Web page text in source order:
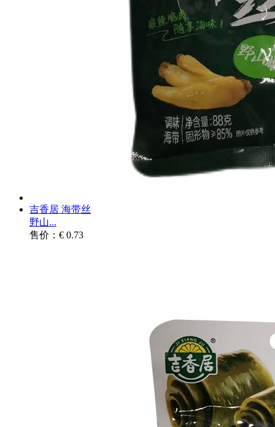
吉香居 海带丝
野山...
售价：€ 0.73